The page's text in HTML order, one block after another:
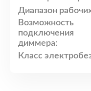
Диапазон
Возможность
подключения
диммера:
Класс